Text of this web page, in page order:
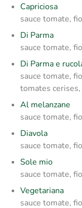
Capriciosa
sauce tomate,
Di Parma
sauce tomate,
Di Parma e
sauce tomate,
tomates
Al melanzane
sauce tomate,
Diavola
sauce tomate,
Sole mio
sauce tomate,
Vegetariana
sauce tomate,